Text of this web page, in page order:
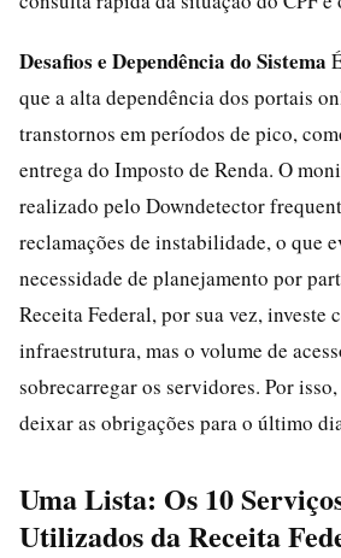
Desafios e Dependência do Sistema
que a alta dependência dos portais
transtornos em períodos de pico,
entrega do Imposto de Renda. O
realizado pelo Downdetector
reclamações de instabilidade, o que
necessidade de planejamento por
Receita Federal, por sua vez, investe
infraestrutura, mas o volume de
sobrecarregar os servidores. Por
deixar as obrigações para o último
Uma Lista: Os 10
Utilizados da Receita